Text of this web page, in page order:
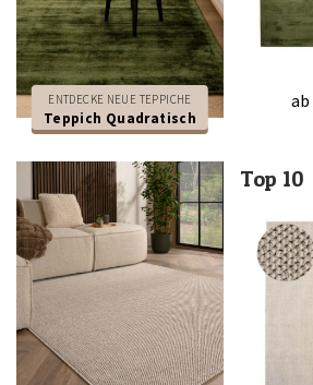
ENTDECKE NEUE TEPPICHE
Teppich Quadratisch
ab
Top 10